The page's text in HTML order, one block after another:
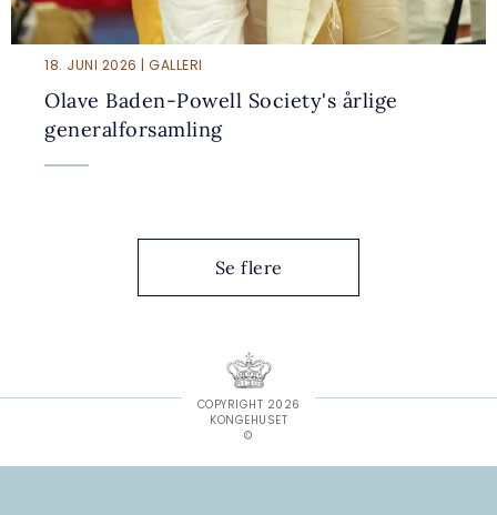
18. JUNI 2026 | GALLERI
Olave Baden-Powell Society's årlige
generalforsamling
Se flere
COPYRIGHT 2026
KONGEHUSET
©